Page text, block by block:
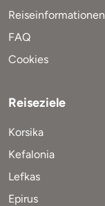
Reiseinformationen
FAQ
Cookies
Reiseziele
Korsika
Kefalonia
Lefkas
Epirus